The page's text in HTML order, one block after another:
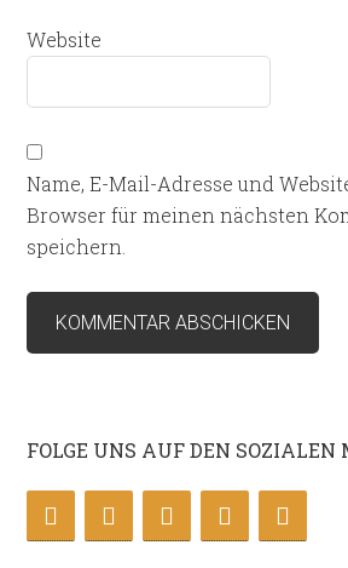
Website
Name, E-Mail-Adresse und
Browser für meinen nächsten
speichern.
FOLGE UNS AUF DEN SOZIALEN